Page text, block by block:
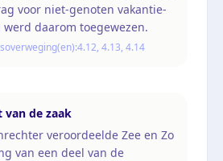
voor niet-genoten vakantie-
werd daarom toegewezen.
4.12, 4.13, 4.14
de zaak
veroordeelde Zee en Zo
van een deel van de